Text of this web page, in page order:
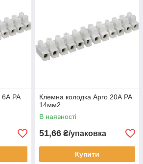
PA
Клемна колодка Apro 20А PA
14мм2
В наявності
51,66 ₴/упаковка
Купити